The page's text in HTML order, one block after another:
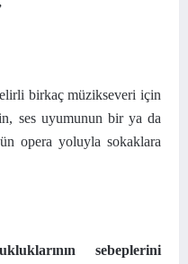
birkaç müzikseveri için
ses uyumunun bir ya da
opera yoluyla sokaklara
sebeplerini